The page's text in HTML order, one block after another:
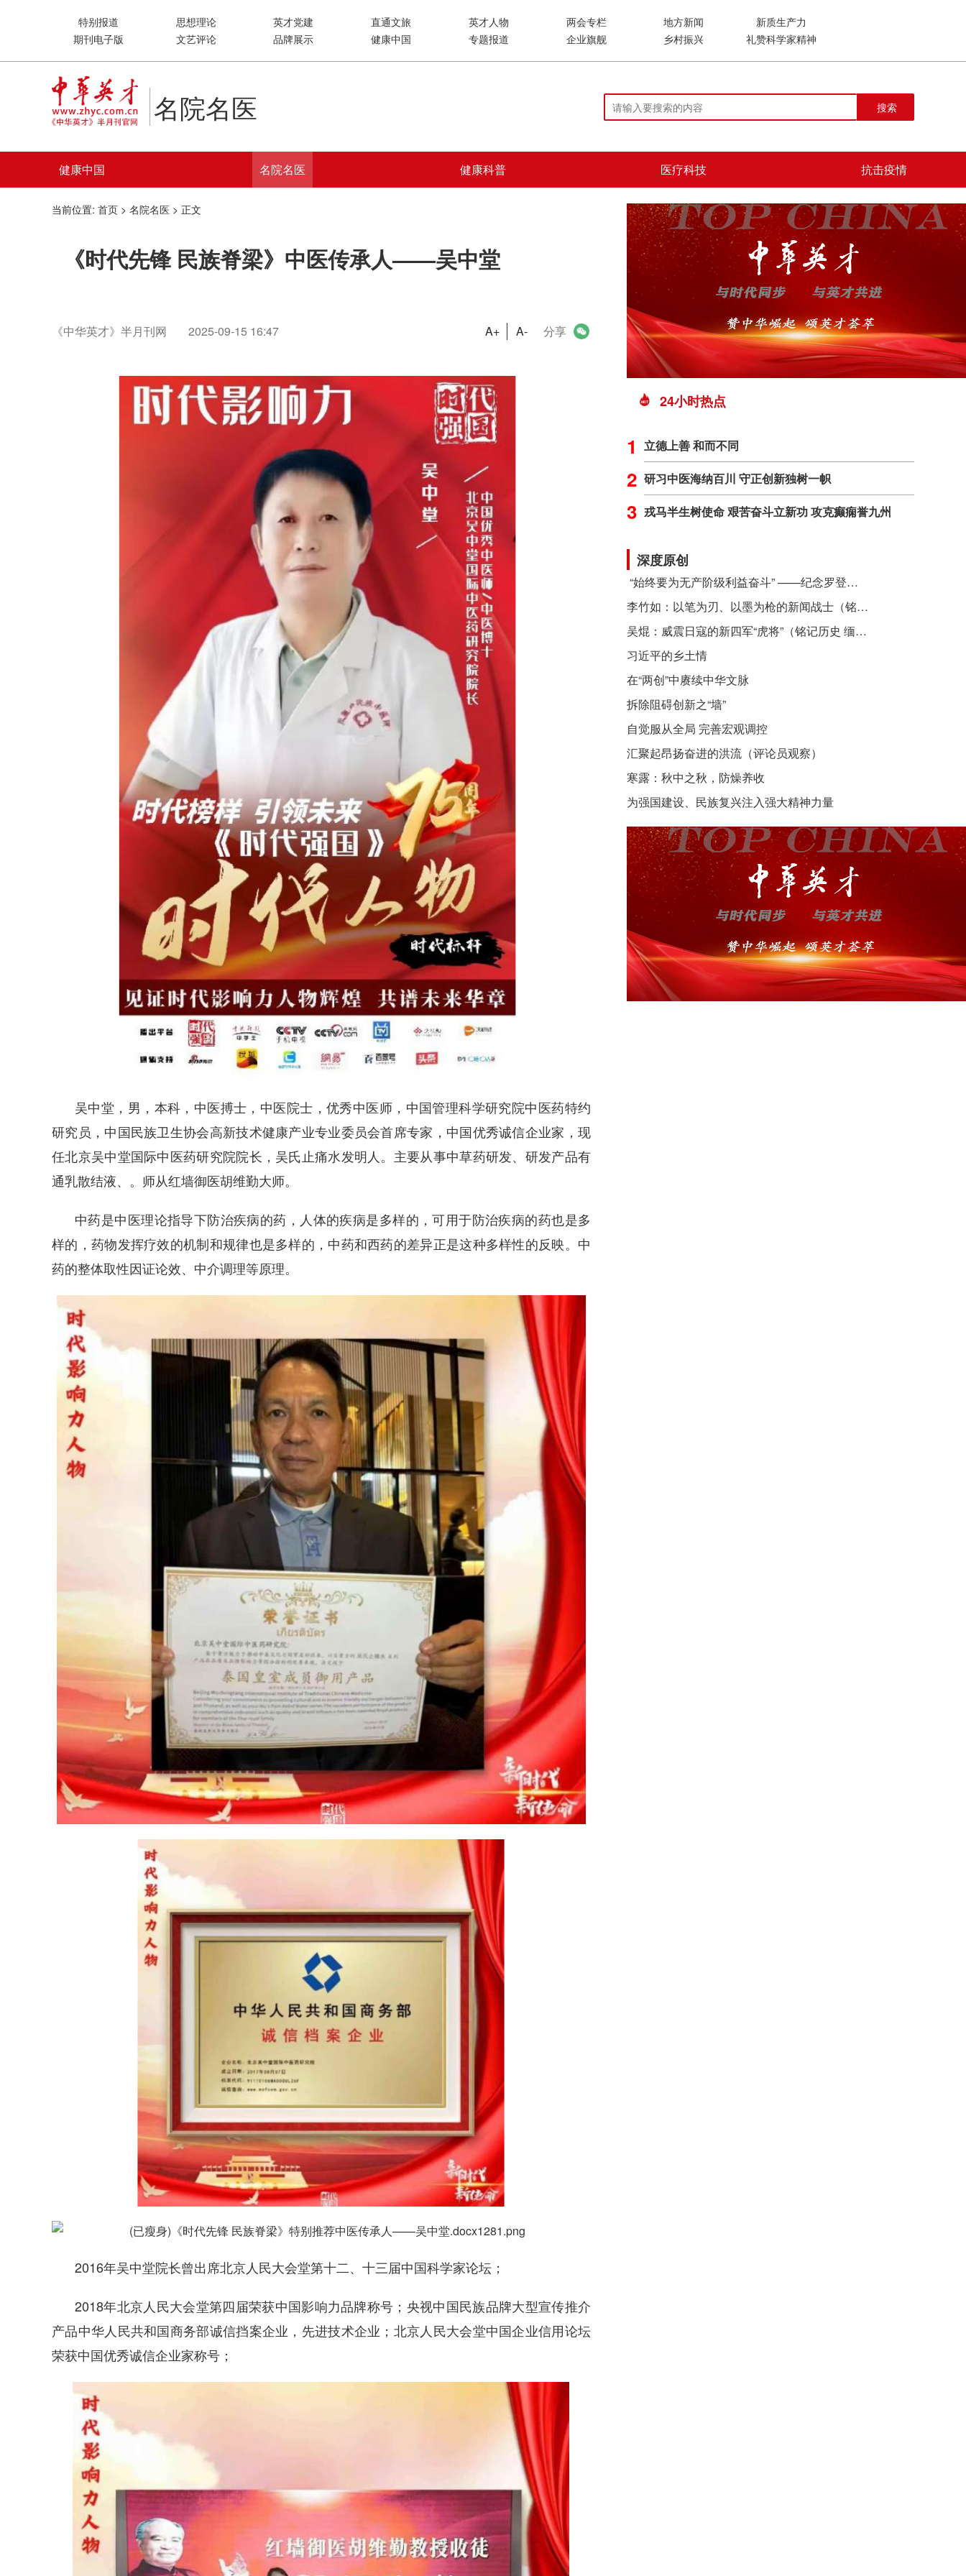
特别报道 思想理论 英才党建 直通文旅 英才人物 两会专栏 地方新闻
新质生产力
期刊电子版
文艺评论 品牌展示 健康中国 专题报道 企业旗舰 乡村振兴 礼赞科学家精神
名院名医 搜索
健康中国 名院名医 健康科普 医疗科技 抗击疫情
当前位置: 首页 > 名院名医 > 正文
《时代先锋 民族脊梁》中医传承人——吴中堂 ​
《中华英才》半月刊网 2025-09-15 16:47 A+ A- 分享
吴中堂，男，本科，中医搏士，中医院士，优秀中医师，中国管理科学研究院中医药特约
研究员，中国民族卫生协会高新技术健康产业专业委员会首席专家，中国优秀诚信企业家，现
任北京吴中堂国际中医药研究院院长，吴氏止痛水发明人。主要从事中草药研发、研发产品有
通乳散结液、。师从红墙御医胡维勤大师。
中药是中医理论指导下防治疾病的药，人体的疾病是多样的，可用于防治疾病的药也是多
样的，药物发挥疗效的机制和规律也是多样的，中药和西药的差异正是这种多样性的反映。中
药的整体取性因证论效、中介调理等原理。
2016年吴中堂院长曾出席北京人民大会堂第十二、十三届中国科学家论坛；
2018年北京人民大会堂第四届荣获中国影响力品牌称号；央视中国民族品牌大型宣传推介
产品中华人民共和国商务部诚信挡案企业，先进技术企业；北京人民大会堂中国企业信用论坛
荣获中国优秀诚信企业家称号；
24小时热点
1 立德上善 和而不同
2 研习中医海纳百川 守正创新独树一帜
3 戎马半生树使命 艰苦奋斗立新功 攻克癫痫誉九州
深度原创
​ “始终要为无产阶级利益奋斗” ——纪念罗登贤同志诞辰120周年
李竹如：以笔为刃、以墨为枪的新闻战士（铭记历史 缅怀先烈·抗日英雄）
吴焜：威震日寇的新四军“虎将”（铭记历史 缅怀先烈·抗日英雄）
习近平的乡土情
在“两创”中赓续中华文脉
拆除阻碍创新之“墙”
自觉服从全局 完善宏观调控
汇聚起昂扬奋进的洪流（评论员观察）
寒露：秋中之秋，防燥养收
为强国建设、民族复兴注入强大精神力量